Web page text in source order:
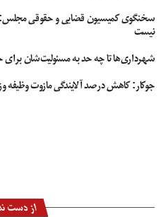
سخنگوی کمیسیون قضایی و حقوقی مجلس:
نیست
شهرداری‌ها تا چه حد به مسئولیت‌شان برای
جوکار: کاهش درصد آلایندگی مازوت
از دست